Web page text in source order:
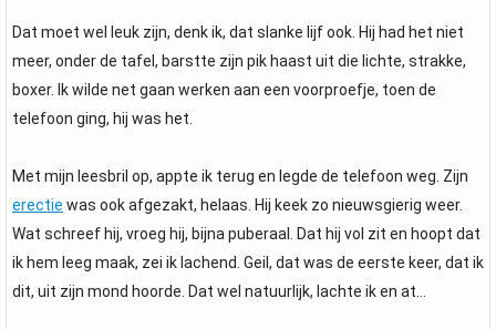
Dat moet wel leuk zijn, denk ik, dat slanke lijf ook. Hij had het niet
meer, onder de tafel, barstte zijn pik haast uit die lichte, strakke,
boxer. Ik wilde net gaan werken aan een voorproefje, toen de
telefoon ging, hij was het.
Met mijn leesbril op, appte ik terug en legde de telefoon weg. Zijn
erectie was ook afgezakt, helaas. Hij keek zo nieuwsgierig weer.
Wat schreef hij, vroeg hij, bijna puberaal. Dat hij vol zit en hoopt dat
ik hem leeg maak, zei ik lachend. Geil, dat was de eerste keer, dat ik
dit, uit zijn mond hoorde. Dat wel natuurlijk, lachte ik en at…